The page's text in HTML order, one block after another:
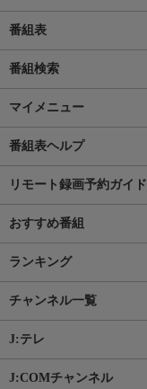
番組表
番組検索
マイメニュー
番組表ヘルプ
リモート録画予約ガイド
おすすめ番組
ランキング
チャンネル一覧
J:テレ
J:COMチャンネル